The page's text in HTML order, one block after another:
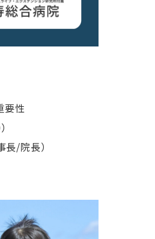
要性
/院長）